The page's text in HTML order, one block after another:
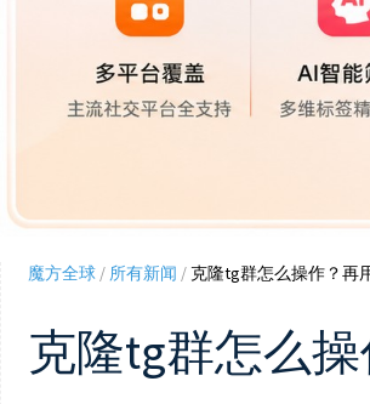
魔方全球/ 所有新闻 /克隆tg群怎么操作？再
克隆tg群怎么